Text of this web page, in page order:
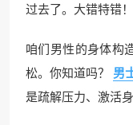
过去了。大错特错！
咱们男性的身体构
松。你知道吗？
男
是疏解压力、激活身